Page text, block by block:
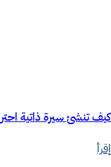
كيف تنشئ سيرة ذاتية
إقرأ